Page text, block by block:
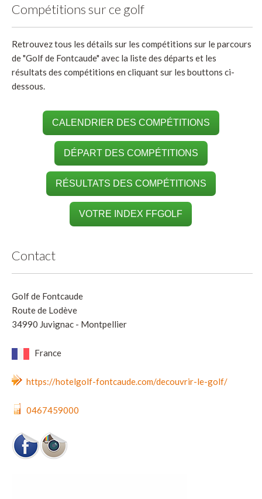
Compétitions sur ce golf
Retrouvez tous les détails sur les compétitions sur le parcours
de "Golf de Fontcaude" avec la liste des départs et les
résultats des compétitions en cliquant sur les bouttons ci-
dessous.
CALENDRIER DES COMPÉTITIONS
DÉPART DES COMPÉTITIONS
RÉSULTATS DES COMPÉTITIONS
VOTRE INDEX FFGOLF
Contact
Golf de Fontcaude
Route de Lodève
34990 Juvignac - Montpellier
France
https://hotelgolf-fontcaude.com/decouvrir-le-golf/
0467459000